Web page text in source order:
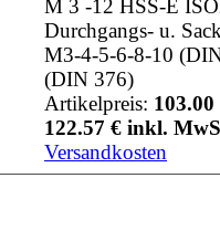
M 3 -12 HSS-E
Durchgangs- u.
M3-4-5-6-8-10
(DIN 376)
Artikelpreis:
122.57 € inkl.
Versandkosten